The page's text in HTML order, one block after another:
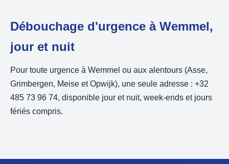
Débouchage d'urgence à Wemmel,
jour et nuit
Pour toute urgence à Wemmel ou aux alentours (Asse,
Grimbergen, Meise et Opwijk), une seule adresse : +32
485 73 96 74, disponible jour et nuit, week-ends et jours
fériés compris.